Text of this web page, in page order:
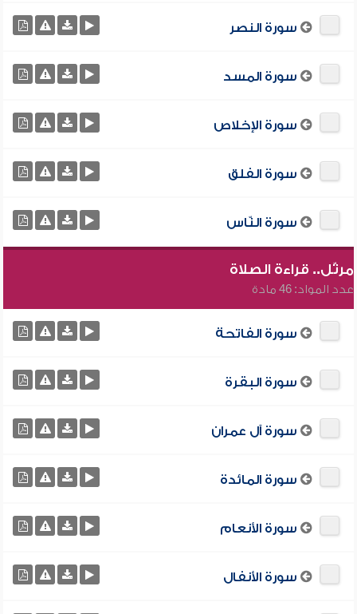
سورة النصر
سورة المسد
سورة الإخلاص
سورة الفلق
سورة النّاس
مرتّل.. قراءة الصلاة
عدد المواد: 46 مادة
سورة الفاتحة
سورة البقرة
سورة آل عمران
سورة المائدة
سورة الأنعام
سورة الأنفال